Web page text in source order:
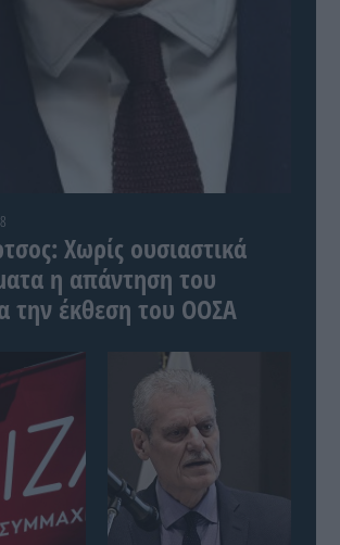
Χωρίς ουσιαστικά
η απάντηση του
την έκθεση του ΟΟΣΑ